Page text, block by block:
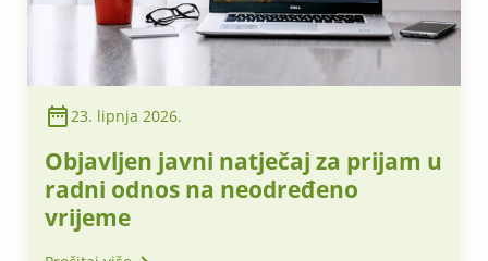
23. lipnja 2026.
Objavljen javni natječaj za prijam u
radni odnos na neodređeno
vrijeme